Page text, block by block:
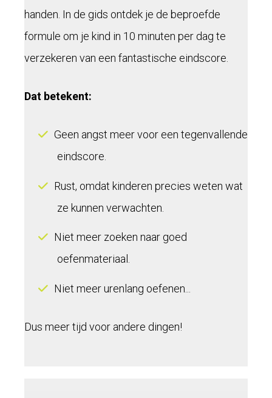
handen. In de gids ontdek je de beproefde
formule om je kind in 10 minuten per dag te
verzekeren van een fantastische eindscore.
Dat betekent:
Geen angst meer voor een tegenvallende
eindscore.
Rust, omdat kinderen precies weten wat
ze kunnen verwachten.
Niet meer zoeken naar goed
oefenmateriaal.
Niet meer urenlang oefenen...
Dus meer tijd voor andere dingen!